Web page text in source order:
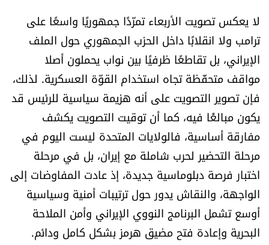
شروط الإشتراك
Digital solutions by
لا يعكس تصويت الأربعاء تمرّدًا جمهوريًا واسعًا على
ترامب ولا انقلابًا داخل الحزب الجمهوري حول الملف
الإيراني، بل تقاطعًا ظرفيًا بين نواب يحملون أصلا
مواقف متحفّظة تجاه استخدام القوّة العسكرية. لذلك،
فإن تصوير التصويت على أنه هزيمة سياسية للرئيس قد
يكون مبالغًا فيه، كما أن توقيت التصويت يكشف
مفارقة أساسية، فالولايات المتحدة ليست اليوم في
مرحلة التحضير لحرب شاملة مع إيران، بل في مرحلة
اختبار فرصة دبلوماسية جديدة، إذ عادت المفاوضات إلى
الواجهة، والنقاش يدور حول ترتيبات أمنية وسياسية
أوسع تشمل البرنامج النووي الإيراني وأمن الملاحة
البحرية وإعادة فتح مضيق هرمز بشكل كامل ودائم.